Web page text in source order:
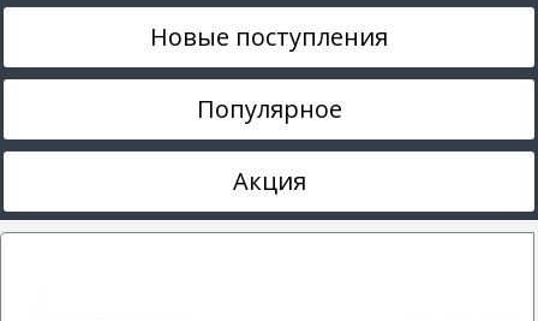
Новые поступления
Популярное
Акция